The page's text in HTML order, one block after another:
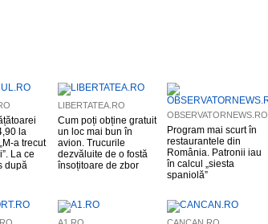
la
a trecut
La ce
după
LIBERTATEA.RO
Cum poți obține gratuit
un loc mai bun în
avion. Trucurile
dezvăluite de o fostă
însoțitoare de zbor
OBSERVATORNEWS.RO
Program mai scurt în
restaurantele din
România. Patronii iau
în calcul „siesta
spaniolă”